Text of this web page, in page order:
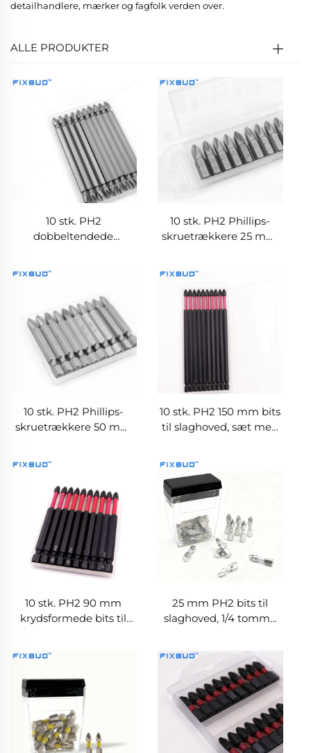
detailhandlere, mærker og fagfolk verden over.
ALLE PRODUKTER
10 stk. PH2
dobbeltendede
10 stk. PH2 Phillips-
skruetrækkere 25 mm,
sæt
10 stk. PH2 Phillips-
skruetrækkere 50 mm
slagfast sæt
10 stk. PH2 150 mm bits
til slaghoved, sæt med
legering, høj hårdhed til
elværktøj
10 stk. PH2 90 mm
krydsformede bits til
25 mm PH2 bits til
slaghoved, 1/4 tomme
slaghævede